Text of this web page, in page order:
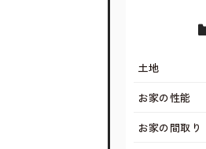
土地
お家の性能
お家の間取り